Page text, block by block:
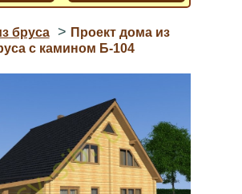
бруса > Проект дома из
с камином Б-104